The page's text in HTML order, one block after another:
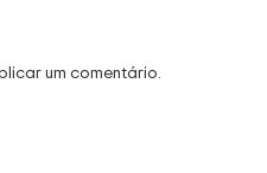
um comentário.